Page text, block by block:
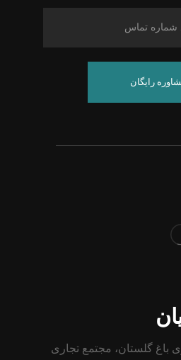
رایگان
باغ گلستان، مجتمع تجاری